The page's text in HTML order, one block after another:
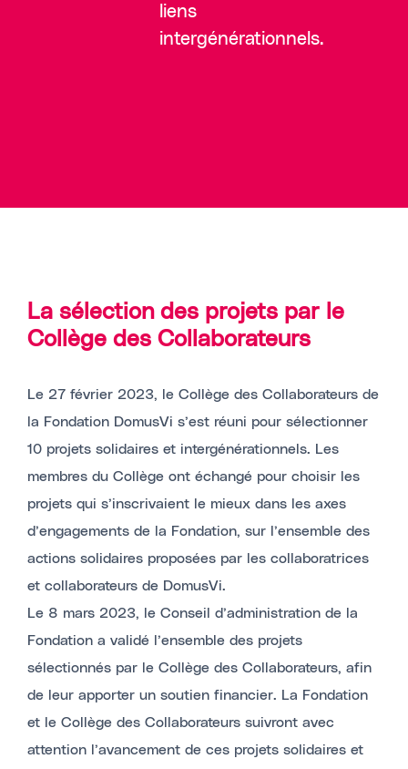
liens
intergénérationnels.
La sélection des projets par le
Collège des Collaborateurs
Le 27 février 2023, le Collège des Collaborateurs de
la Fondation DomusVi s’est réuni pour sélectionner
10 projets solidaires et intergénérationnels. Les
membres du Collège ont échangé pour choisir les
projets qui s’inscrivaient le mieux dans les axes
d’engagements de la Fondation, sur l’ensemble des
actions solidaires proposées par les collaboratrices
et collaborateurs de DomusVi.
Le 8 mars 2023, le Conseil d’administration de la
Fondation a validé l’ensemble des projets
sélectionnés par le Collège des Collaborateurs, afin
de leur apporter un soutien financier. La Fondation
et le Collège des Collaborateurs suivront avec
attention l’avancement de ces projets solidaires et